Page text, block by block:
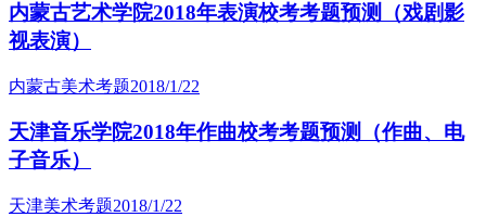
内蒙古艺术学院2018年表演校考考题预测（戏剧影
视表演）
内蒙古美术考题2018/1/22
天津音乐学院2018年作曲校考考题预测（作曲、电
子音乐）
天津美术考题2018/1/22